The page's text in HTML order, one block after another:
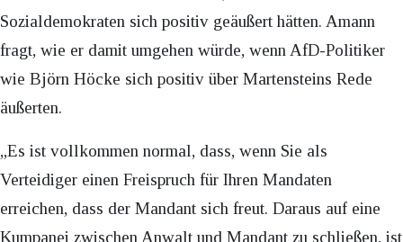
Sozialdemokraten sich positiv geäußert hätten. Amann
fragt, wie er damit umgehen würde, wenn AfD-Politiker
wie Björn Höcke sich positiv über Martensteins Rede
äußerten.
„Es ist vollkommen normal, dass, wenn Sie als
Verteidiger einen Freispruch für Ihren Mandaten
erreichen, dass der Mandant sich freut. Daraus auf eine
Kumpanei zwischen Anwalt und Mandant zu schließen, ist